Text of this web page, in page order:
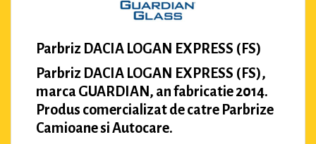
Parbriz DACIA LOGAN EXPRESS (FS)
Parbriz DACIA LOGAN EXPRESS (FS),
marca GUARDIAN, an fabricatie 2014.
Produs comercializat de catre Parbrize
Camioane si Autocare.